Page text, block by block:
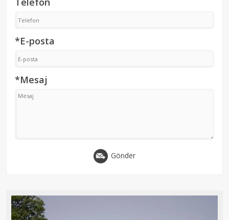
*E-posta
*Mesaj
Gönder